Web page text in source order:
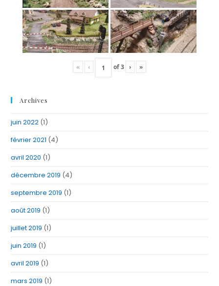
« ‹ of3 › »
Archives
juin 2022 (1)
février 2021 (4)
avril 2020 (1)
décembre 2019 (4)
septembre 2019 (1)
août 2019 (1)
juillet 2019 (1)
juin 2019 (1)
avril 2019 (1)
mars 2019 (1)